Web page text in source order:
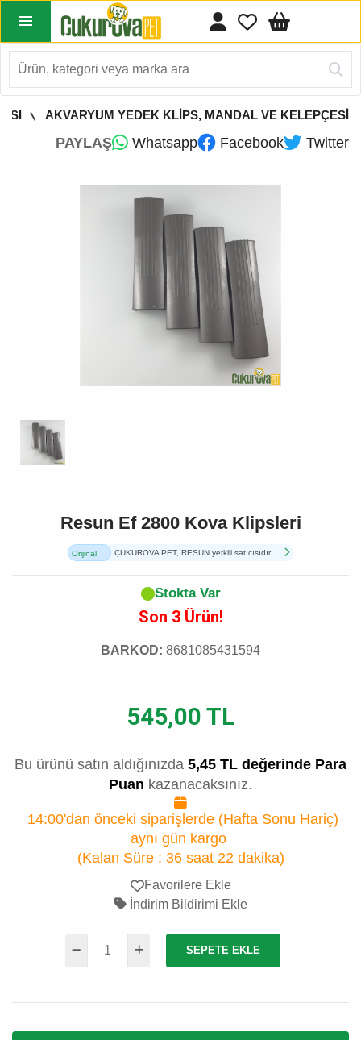
AKVARYUM YEDEK KLİPS, MANDAL VE KELEPÇESİ
PAYLAŞ Whatsapp Facebook Twitter
Resun Ef 2800 Kova Klipsleri
Orijinal
ÇUKUROVA PET, RESUN yetkili satıcısıdır.
Stokta Var
Son 3 Ürün!
BARKOD: 8681085431594
545,00 TL
Bu ürünü satın aldığınızda 5,45 TL değerinde Para
Puan kazanacaksınız.
14:00'dan önceki siparişlerde (Hafta Sonu Hariç)
aynı gün kargo
(Kalan Süre : 36 saat 22 dakika)
Favorilere Ekle
İndirim Bildirimi Ekle
SEPETE EKLE